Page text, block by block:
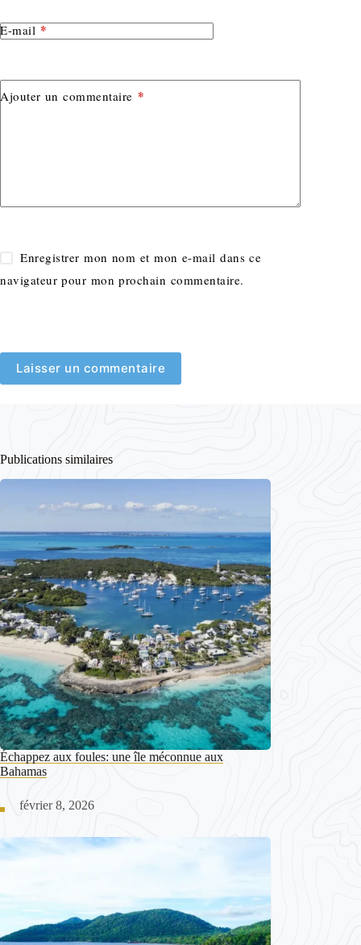
E-mail *
Ajouter un commentaire *
Enregistrer mon nom et mon e-mail dans ce
navigateur pour mon prochain commentaire.
Laisser un commentaire
Publications similaires
Échappez aux foules: une île méconnue aux
Bahamas
février 8, 2026